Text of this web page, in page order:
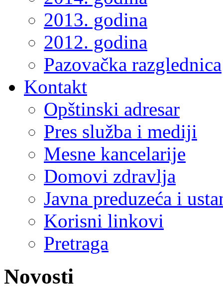
2013. godina
2012. godina
Pazovačka razglednica
Kontakt
Opštinski adresar
Pres služba i mediji
Mesne kancelarije
Domovi zdravlja
Javna preduzeća i
Korisni linkovi
Pretraga
Novosti